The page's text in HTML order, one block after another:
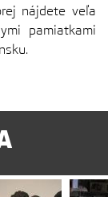
nájdete veľa
pamiatkami